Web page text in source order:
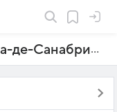
Прогноз погоды в Пуэбла-де-Санабрие на 7 дней